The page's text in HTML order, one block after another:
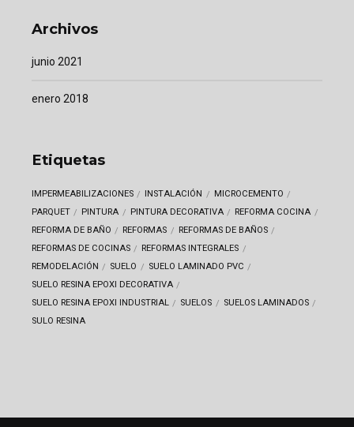
Archivos
junio 2021
enero 2018
Etiquetas
IMPERMEABILIZACIONES INSTALACIÓN
MICROCEMENTO
PARQUET
PINTURA PINTURA DECORATIVA
REFORMA COCINA
REFORMA DE BAÑO
REFORMAS
REFORMAS DE BAÑOS
REFORMAS DE COCINAS
REFORMAS INTEGRALES
REMODELACIÓN
SUELO
SUELO LAMINADO PVC
SUELO RESINA EPOXI DECORATIVA
SUELO RESINA EPOXI INDUSTRIAL
SUELOS
SUELOS LAMINADOS
SULO RESINA